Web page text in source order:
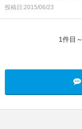
投稿日:2015/06/23
1件目